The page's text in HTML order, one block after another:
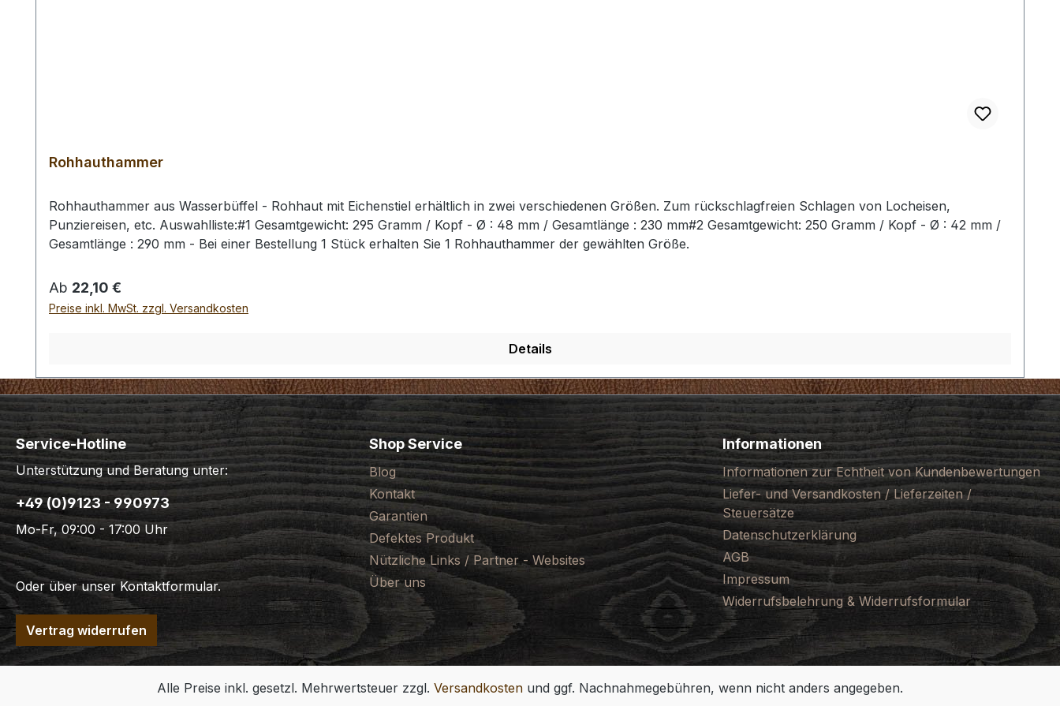
Rohhauthammer
Rohhauthammer aus Wasserbüffel - Rohhaut mit Eichenstiel erhältlich in zwei verschiedenen Größen. Zum rückschlagfreien Schlagen von Locheisen,
Punziereisen, etc. Auswahlliste:#1 Gesamtgewicht: 295 Gramm / Kopf - Ø : 48 mm / Gesamtlänge : 230 mm#2 Gesamtgewicht: 250 Gramm / Kopf - Ø : 42 mm /
Gesamtlänge : 290 mm - Bei einer Bestellung 1 Stück erhalten Sie 1 Rohhauthammer der gewählten Größe.
Regulärer Preis:
Ab 22,10 €
Preise inkl. MwSt. zzgl. Versandkosten
Details
Service-Hotline
Unterstützung und Beratung unter:
+49 (0)9123 - 990973
Mo-Fr, 09:00 - 17:00 Uhr
Oder über unserKontaktformular.
Vertrag widerrufen
Shop Service
Blog
Kontakt
Garantien
Defektes Produkt
Nützliche Links / Partner - Websites
Über uns
Informationen
Informationen zur Echtheit von Kundenbewertungen
Liefer- und Versandkosten / Lieferzeiten /
Steuersätze
Datenschutzerklärung
AGB
Impressum
Widerrufsbelehrung & Widerrufsformular
Alle Preise inkl. gesetzl. Mehrwertsteuer zzgl. Versandkosten und ggf. Nachnahmegebühren, wenn nicht anders angegeben.